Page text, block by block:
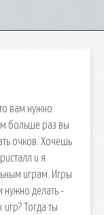
вам нужно
больше раз вы
очков. Хочешь
и я
играм. Игры
нужно делать -
Тогда ты